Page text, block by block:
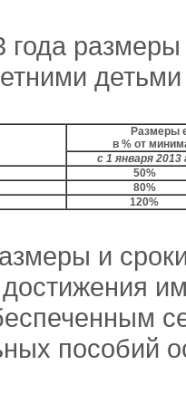
года
Размеры
в % от
с 1 января 2013
50%
80%
120%
и
пособий